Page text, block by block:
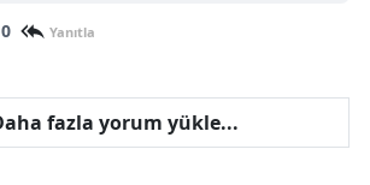
0 Yanıtla
fazla yorum yükle...